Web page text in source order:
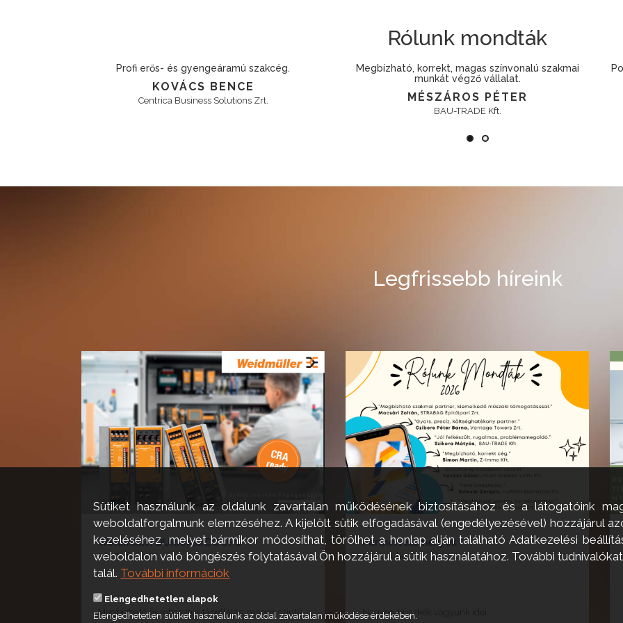
Rólunk mondták
Pontos, megbízható partner. Évek óta gondmentes
munkakapcsolat.
K. RÓBERT
Megbízható, szakmailag felkészült csapat.
RÁDI PÉTER
Econix Kft.
Legfrissebb híreink
Weidmüller DURAmax DC UPS
2026. július 21.
Megbízható és robosztus tápellátás, magas szintű
Partnervélemények
2026. július 21.
Nagyon büszkék vagyunk idei
Sütiket használunk az oldalunk zavartalan működésének biztosításához és a látogatóink
weboldalforgalmunk elemzéséhez. A kijelölt sütik elfogadásával (engedélyezésével) hozzájárul
kezeléséhez, melyet bármikor módosíthat, törölhet a honlap alján található Adatkezelési
weboldalon való böngészés folytatásával Ön hozzájárul a sütik használatához. További
talál. További információk
Elengedhetetlen alapok
Elengedhetetlen sütiket használunk az oldal zavartalan működése érdekében.